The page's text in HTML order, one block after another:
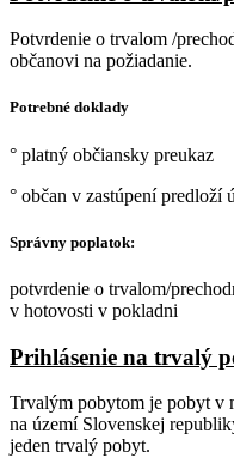
Potvrdenie o trvalom /
občanovi na požiadanie.
Potrebné doklady
° platný občiansky preukaz
° občan v zastúpení predloží
Správny poplatok:
potvrdenie o trvalom/
v hotovosti v pokladni
Prihlásenie na trvalý
Trvalým pobytom je pobyt v
na území Slovenskej
jeden trvalý pobyt.